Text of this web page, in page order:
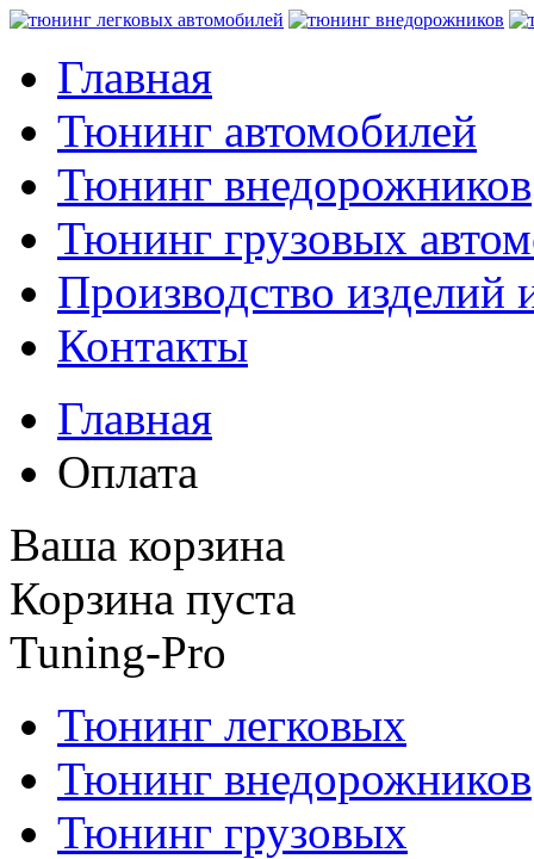
Главная
Тюнинг автомобилей
Тюнинг внедорожников
Тюнинг грузовых
Производство изделий
Контакты
Главная
Оплата
Ваша корзина
Корзина пуста
Tuning-Pro
Тюнинг легковых
Тюнинг внедорожников
Тюнинг грузовых